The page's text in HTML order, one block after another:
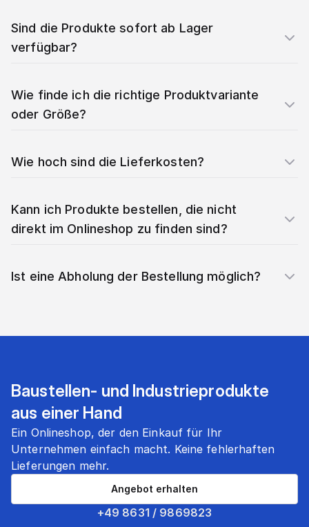
Sind die Produkte sofort ab Lager
verfügbar?
Wie finde ich die richtige Produktvariante
oder Größe?
Wie hoch sind die Lieferkosten?
Kann ich Produkte bestellen, die nicht
direkt im Onlineshop zu finden sind?
Ist eine Abholung der Bestellung möglich?
Baustellen- und Industrieprodukte
aus einer Hand
Ein Onlineshop, der den Einkauf für Ihr
Unternehmen einfach macht. Keine fehlerhaften
Lieferungen mehr.
+49 8631 / 9869823
Angebot erhalten